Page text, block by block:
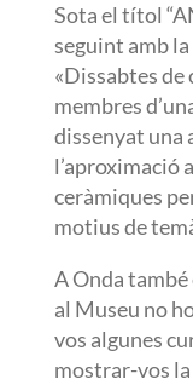
Sota el títol
seguint amb
«Dissabtes de
membres
dissenyat una
l’aproximació
ceràmiques
motius de
A Onda
al Museu no
vos algunes
mostrar-vos la